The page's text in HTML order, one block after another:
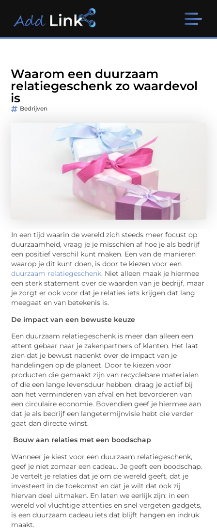
Waarom een duurzaam
relatiegeschenk zo waardevol
is
Bedrijven
In een tijd waarin de wereld zich steeds meer focust op
duurzaamheid, vraag je je misschien af hoe je als bedrijf
een positief verschil kunt maken. Een van de manieren
waarop je dit kunt doen, is door te kiezen voor een
duurzaam relatiegeschenk. Niet alleen maak je hiermee
een sterk statement over de waarden van je bedrijf, maar
je zorgt er ook voor dat je relaties iets krijgen dat lang
meegaat en van betekenis is.
De impact van een bewuste keuze
Een duurzaam relatiegeschenk is meer dan alleen een
attent gebaar naar je zakenpartners of klanten. Het laat
zien dat je bewust nadenkt over de impact van je
handelingen op de planeet. Door te kiezen voor
producten die gemaakt zijn van recyclebare materialen
of die een lange levensduur hebben, draag je actief bij
aan het verminderen van afval en het bevorderen van
een circulaire economie. Bovendien geef je hiermee aan
dat je als bedrijf een langetermijnvisie hebt die verder
gaat dan directe winst.
Bouw aan relaties met een boodschap
Wanneer je kiest voor een duurzaam relatiegeschenk,
geef je niet zomaar een cadeau. Je geeft een boodschap.
Je vertelt je relaties dat je om de wereld geeft, dat je
investeert in de toekomst en dat je wilt dat ook zij
hiervan deel uitmaken. En laten we eerlijk zijn: in een
wereld vol vluchtige attenties en snel vergeten gadgets,
is een duurzaam cadeau iets dat blijft hangen en indruk
maakt.